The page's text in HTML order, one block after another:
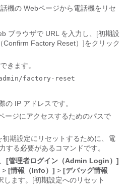
機の Webページから電話機をリセ
ブラウザで URL を入力し、[初期設
Confirm Factory Reset）]をクリック
きます。
factory-reset
の IP アドレスです。
ージにアクセスするためのパスで
期設定にリセットするために、電
する必要があるコマンドです。
[管理者ログイン（Admin Login）]
> [情報（Info）] > [デバッグ情報
します。[初期設定へのリセット